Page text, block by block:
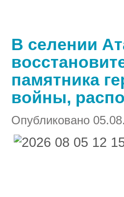
В селении
памятника
войны,
Опубликовано